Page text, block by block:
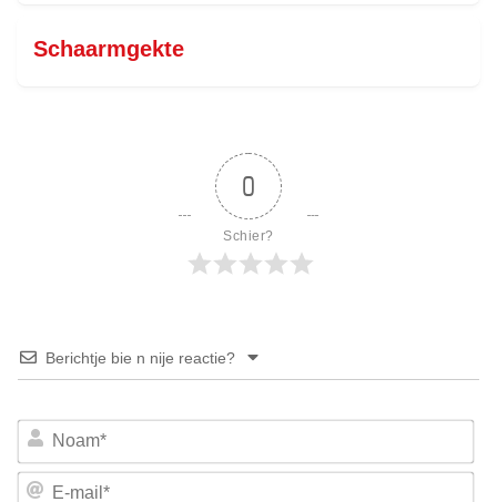
Schaarmgekte
0
Schier?
Berichtje bie n nije reactie?
E-